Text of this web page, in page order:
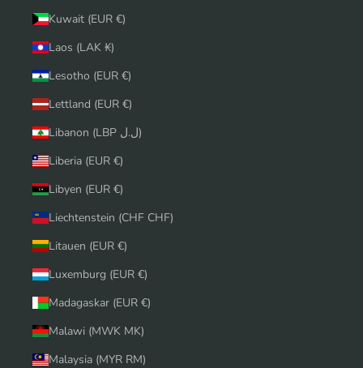
Kuwait (EUR €)
Laos (LAK ₭)
Lesotho (EUR €)
Lettland (EUR €)
Libanon (LBP ل.ل)
Liberia (EUR €)
Libyen (EUR €)
Liechtenstein (CHF CHF)
Litauen (EUR €)
Luxemburg (EUR €)
Madagaskar (EUR €)
Malawi (MWK MK)
Malaysia (MYR RM)